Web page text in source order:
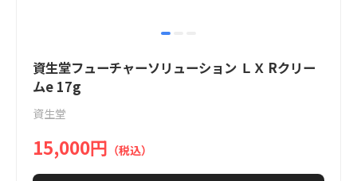
1
of
3
資生堂フューチャーソリューション ＬＸ Rクリー
ムe 17g
資生堂
15,000円 （税込）